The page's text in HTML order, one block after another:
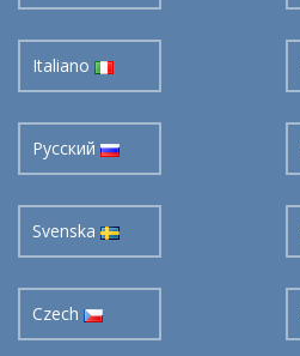
Italiano
Pусский
Svenska
Czech